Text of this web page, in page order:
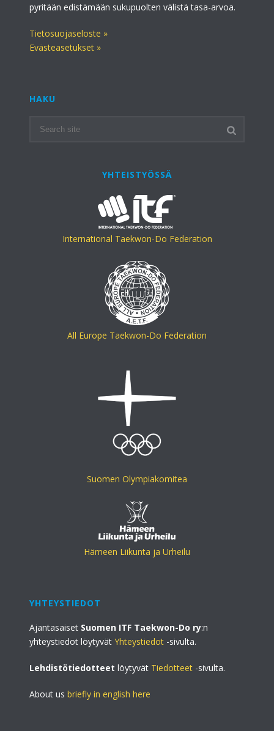
pyritään edistämään sukupuolten välistä tasa-arvoa.
Tietosuojaseloste »
Evästeasetukset »
HAKU
YHTEISTYÖSSÄ
International Taekwon-Do Federation
All Europe Taekwon-Do Federation
Suomen Olympiakomitea
Hämeen Liikunta ja Urheilu
YHTEYSTIEDOT
Ajantasaiset Suomen ITF Taekwon-Do ry:n
yhteystiedot löytyvätYhteystiedot -sivulta.
Lehdistötiedotteet löytyvät Tiedotteet -sivulta.
About usbriefly in english here